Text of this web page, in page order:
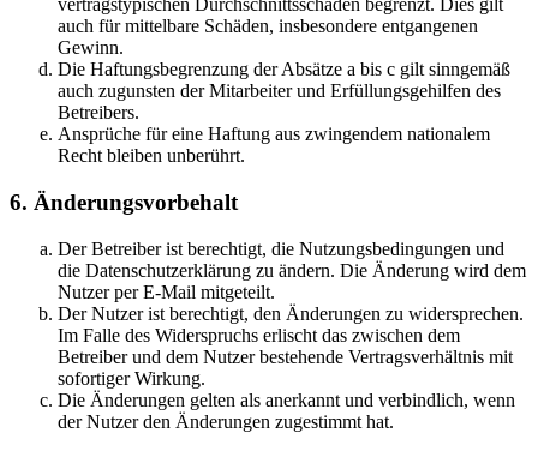
vertragstypischen Durchschnittsschäden begrenzt. Dies gilt
auch für mittelbare Schäden, insbesondere entgangenen
Gewinn.
Die Haftungsbegrenzung der Absätze a bis c gilt sinngemäß
auch zugunsten der Mitarbeiter und Erfüllungsgehilfen des
Betreibers.
Ansprüche für eine Haftung aus zwingendem nationalem
Recht bleiben unberührt.
6. Änderungsvorbehalt
Der Betreiber ist berechtigt, die Nutzungsbedingungen und
die Datenschutzerklärung zu ändern. Die Änderung wird dem
Nutzer per E-Mail mitgeteilt.
Der Nutzer ist berechtigt, den Änderungen zu widersprechen.
Im Falle des Widerspruchs erlischt das zwischen dem
Betreiber und dem Nutzer bestehende Vertragsverhältnis mit
sofortiger Wirkung.
Die Änderungen gelten als anerkannt und verbindlich, wenn
der Nutzer den Änderungen zugestimmt hat.